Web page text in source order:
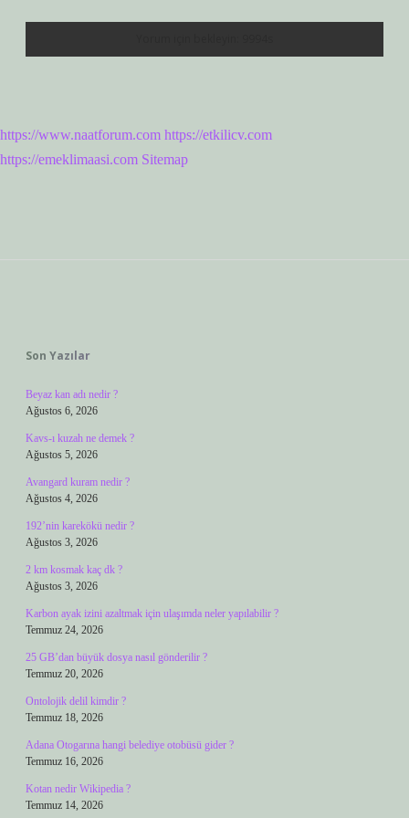
https://www.naatforum.com https://etkilicv.com
https://emeklimaasi.com Sitemap
Son Yazılar
Beyaz kan adı nedir ?
Ağustos 6, 2026
Kavs-ı kuzah ne demek ?
Ağustos 5, 2026
Avangard kuram nedir ?
Ağustos 4, 2026
192’nin karekökü nedir ?
Ağustos 3, 2026
2 km kosmak kaç dk ?
Ağustos 3, 2026
Karbon ayak izini azaltmak için ulaşımda neler yapılabilir ?
Temmuz 24, 2026
25 GB’dan büyük dosya nasıl gönderilir ?
Temmuz 20, 2026
Ontolojik delil kimdir ?
Temmuz 18, 2026
Adana Otogarına hangi belediye otobüsü gider ?
Temmuz 16, 2026
Kotan nedir Wikipedia ?
Temmuz 14, 2026